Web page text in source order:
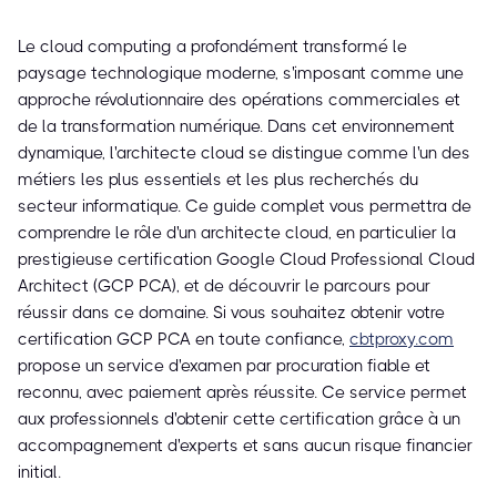
Le cloud computing a profondément transformé le
paysage technologique moderne, s'imposant comme une
approche révolutionnaire des opérations commerciales et
de la transformation numérique. Dans cet environnement
dynamique, l'architecte cloud se distingue comme l'un des
métiers les plus essentiels et les plus recherchés du
secteur informatique. Ce guide complet vous permettra de
comprendre le rôle d'un architecte cloud, en particulier la
prestigieuse certification Google Cloud Professional Cloud
Architect (GCP PCA), et de découvrir le parcours pour
réussir dans ce domaine. Si vous souhaitez obtenir votre
certification GCP PCA en toute confiance, cbtproxy.com
propose un service d'examen par procuration fiable et
reconnu, avec paiement après réussite. Ce service permet
aux professionnels d'obtenir cette certification grâce à un
accompagnement d'experts et sans aucun risque financier
initial.